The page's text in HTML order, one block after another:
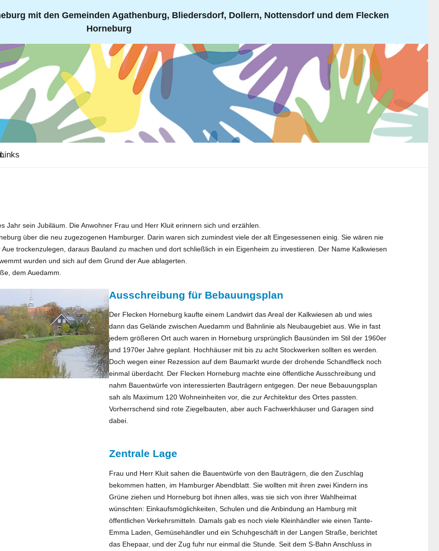
mit den Gemeinden Agathenburg, Bliedersdorf, Dollern, Nottensdorf und dem Flecken
Horneburg
Links
Jahr sein Jubiläum. Die Anwohner Frau und Herr Kluit erinnern sich und erzählen.
über die neu zugezogenen Hamburger. Darin waren sich zumindest viele der alt Eingesessenen einig. Sie wären nie
trockenzulegen, daraus Bauland zu machen und dort schließlich in ein Eigenheim zu investieren. Der Name Kalkwiesen
wurden und sich auf dem Grund der Aue ablagerten.
dem Auedamm.
Ausschreibung für Bebauungsplan
Der Flecken Horneburg kaufte einem Landwirt das Areal der Kalkwiesen ab und wies
dann das Gelände zwischen Auedamm und Bahnlinie als Neubaugebiet aus. Wie in fast
jedem größeren Ort auch waren in Horneburg ursprünglich Bausünden im Stil der 1960er
und 1970er Jahre geplant. Hochhäuser mit bis zu acht Stockwerken sollten es werden.
Doch wegen einer Rezession auf dem Baumarkt wurde der drohende Schandfleck noch
einmal überdacht. Der Flecken Horneburg machte eine öffentliche Ausschreibung und
nahm Bauentwürfe von interessierten Bauträgern entgegen. Der neue Bebauungsplan
sah als Maximum 120 Wohneinheiten vor, die zur Architektur des Ortes passten.
Vorherrschend sind rote Ziegelbauten, aber auch Fachwerkhäuser und Garagen sind
dabei.
Zentrale Lage
Frau und Herr Kluit sahen die Bauentwürfe von den Bauträgern, die den Zuschlag
bekommen hatten, im Hamburger Abendblatt. Sie wollten mit ihren zwei Kindern ins
Grüne ziehen und Horneburg bot ihnen alles, was sie sich von ihrer Wahlheimat
wünschten: Einkaufsmöglichkeiten, Schulen und die Anbindung an Hamburg mit
öffentlichen Verkehrsmitteln. Damals gab es noch viele Kleinhändler wie einen Tante-
Emma Laden, Gemüsehändler und ein Schuhgeschäft in der Langen Straße, berichtet
das Ehepaar, und der Zug fuhr nur einmal die Stunde. Seit dem S-Bahn Anschluss in